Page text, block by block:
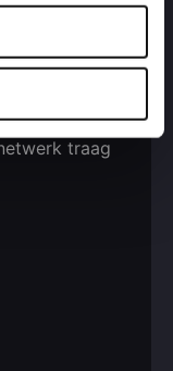
is
traag